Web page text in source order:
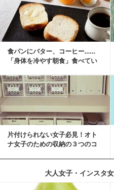
食パンにバター、コーヒー……
「身体を冷やす朝食」食べてい
片付けられない女子必見！オト
ナ女子のための収納の３つのコ
大人女子・インスタ